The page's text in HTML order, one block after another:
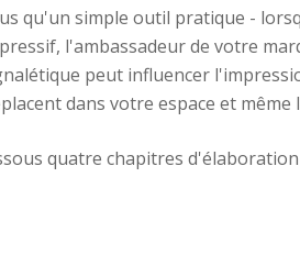
qu'un simple outil pratique -
l'ambassadeur de votre
peut influencer
dans votre espace et
quatre chapitres